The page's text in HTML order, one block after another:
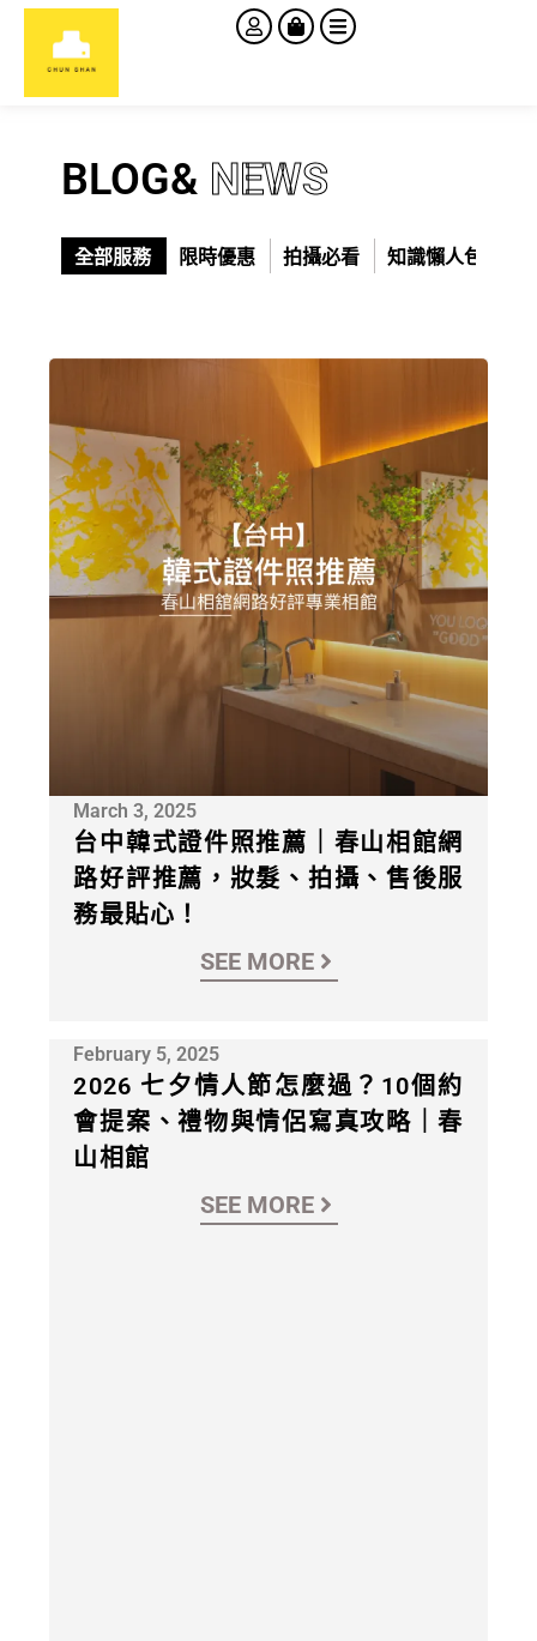
BLOG& NEWS
限時優惠 拍攝必看 知識懶人包
全部服務
March 3, 2025
台中韓式證件照推薦｜春山相館網
路好評推薦，妝髮、拍攝、售後服
務最貼心！
SEE MORE
February 5, 2025
2026 七夕情人節怎麼過？10個約
會提案、禮物與情侶寫真攻略｜春
山相館
SEE MORE